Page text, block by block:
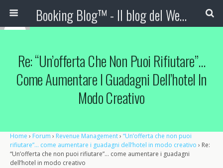
Booking Blog™ - Il blog del Web Marketing Turistico
Re: “Un’offerta Che Non Puoi Rifiutare”…
Come Aumentare I Guadagni Dell’hotel In
Modo Creativo
Home › Forum › Revenue Management› “Un’offerta che non puoi
rifiutare”… come aumentare i guadagni dell’hotel in modo creativo › Re:
“Un’offerta che non puoi rifiutare”… come aumentare i guadagni
dell’hotel in modo creativo